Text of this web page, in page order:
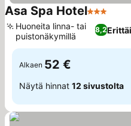
Asa Spa Hotel3
8,2
Huoneita linna- tai
puistonäkymillä
Alkaen 52 €
Näytä hinnat 12 sivustolta